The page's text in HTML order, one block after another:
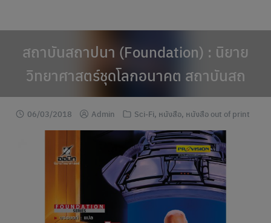
สถาบันสถาปนา (Foundation) : นิยาย
วิทยาศาสตร์ชุดโลกอนาคต สถาบันสถ
06/03/2018 Admin Sci-Fi, หนังสือ, หนังสือ out of print